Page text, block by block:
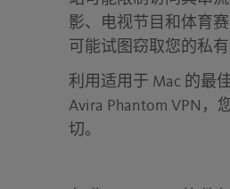
影、电视节目和体育
可能试图窃取您的私有
利用适用于 Mac 的最
Avira Phantom VPN，
切。